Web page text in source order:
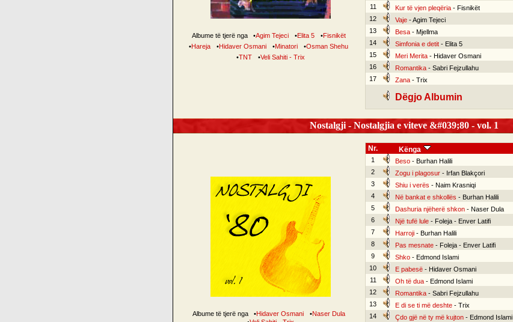
Albume të tjerë nga •Agim Tejeci •Elita 5 •Fisnikët
•Hareja •Hidaver Osmani •Minatori •Osman Shehu
•TNT •Veli Sahiti - Trix
11
Kur të vjen pleqëria- Fisnikët
12
Vaje- Agim Tejeci
13
Besa- Mjellma
14
Simfonia e detit- Elita 5
15
Meri Merita- Hidaver Osmani
16
Romantika- Sabri Fejzullahu
17
Zana- Trix
Dëgjo Albumin
Nostalgji - Nostalgjia e viteve &#039;80 - vol. 1
Albume të tjerë nga •Hidaver Osmani •Naser Dula
Nr. Kënga
1 Beso- Burhan Halili
2
Zogu i plagosur- Irfan Blakçori
3
Shiu i verës - Naim Krasniqi
4
Në bankat e shkollës - Burhan Halili
5
Dashuria njëherë shkon- Naser Dula
6
Një tufë lule- Foleja - Enver Latifi
7
Harroji- Burhan Halili
8
Pas mesnate- Foleja - Enver Latifi
9
Shko- Edmond Islami
10
E pabesë- Hidaver Osmani
11
Oh të dua- Edmond Islami
12
Romantika- Sabri Fejzullahu
13
E di se ti më deshte- Trix
14
Çdo gjë në ty më kujton- Edmond Islami